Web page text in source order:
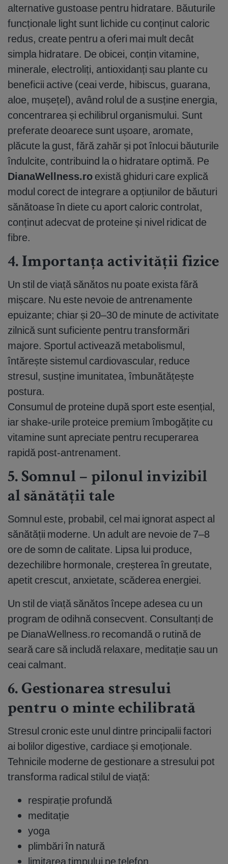
alternative gustoase pentru hidratare. Băuturile
funcționale light sunt lichide cu conținut caloric
redus, create pentru a oferi mai mult decât
simpla hidratare. De obicei, conțin vitamine,
minerale, electroliți, antioxidanți sau plante cu
beneficii active (ceai verde, hibiscus, guarana,
aloe, mușețel), având rolul de a susține energia,
concentrarea și echilibrul organismului. Sunt
preferate deoarece sunt ușoare, aromate,
plăcute la gust, fără zahăr și pot înlocui băuturile
îndulcite, contribuind la o hidratare optimă. Pe
DianaWellness.ro există ghiduri care explică
modul corect de integrare a opțiunilor de băuturi
sănătoase în diete cu aport caloric controlat,
conținut adecvat de proteine și nivel ridicat de
fibre.
4. Importanța activității fizice
Un stil de viață sănătos nu poate exista fără
mișcare. Nu este nevoie de antrenamente
epuizante; chiar și 20–30 de minute de activitate
zilnică sunt suficiente pentru transformări
majore. Sportul activează metabolismul,
întărește sistemul cardiovascular, reduce
stresul, susține imunitatea, îmbunătățește
postura.
Consumul de proteine după sport este esențial,
iar shake-urile proteice premium îmbogățite cu
vitamine sunt apreciate pentru recuperarea
rapidă post-antrenament.
5. Somnul – pilonul invizibil
al sănătății tale
Somnul este, probabil, cel mai ignorat aspect al
sănătății moderne. Un adult are nevoie de 7–8
ore de somn de calitate. Lipsa lui produce,
dezechilibre hormonale, creșterea în greutate,
apetit crescut, anxietate, scăderea energiei.
Un stil de viață sănătos începe adesea cu un
program de odihnă consecvent. Consultanți de
pe DianaWellness.ro recomandă o rutină de
seară care să includă relaxare, meditație sau un
ceai calmant.
6. Gestionarea stresului
pentru o minte echilibrată
Stresul cronic este unul dintre principalii factori
ai bolilor digestive, cardiace și emoționale.
Tehnicile moderne de gestionare a stresului pot
transforma radical stilul de viață:
respirație profundă
meditație
yoga
plimbări în natură
limitarea timpului pe telefon